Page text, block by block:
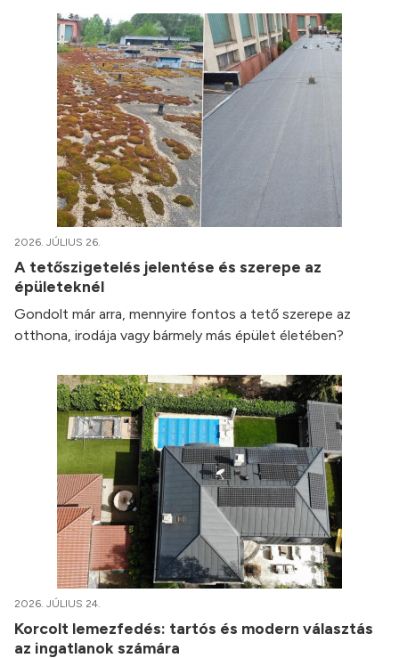
2026. JÚLIUS 26.
A tetőszigetelés jelentése és szerepe az
épületeknél
Gondolt már arra, mennyire fontos a tető szerepe az
otthona, irodája vagy bármely más épület életében?
2026. JÚLIUS 24.
Korcolt lemezfedés: tartós és modern választás
az ingatlanok számára